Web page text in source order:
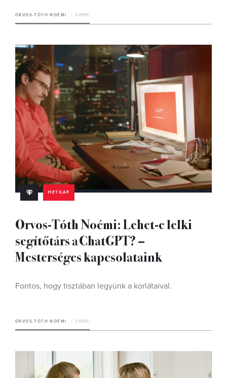
ORVOS-TÓTH NOÉMI 6 PERC
HETILAP
Orvos-Tóth Noémi: Lehet-e lelki
segítőtárs a ChatGPT? –
Mesterséges kapcsolataink
Fontos, hogy tisztában legyünk a korlátaival.
ORVOS-TÓTH NOÉMI 5 PERC